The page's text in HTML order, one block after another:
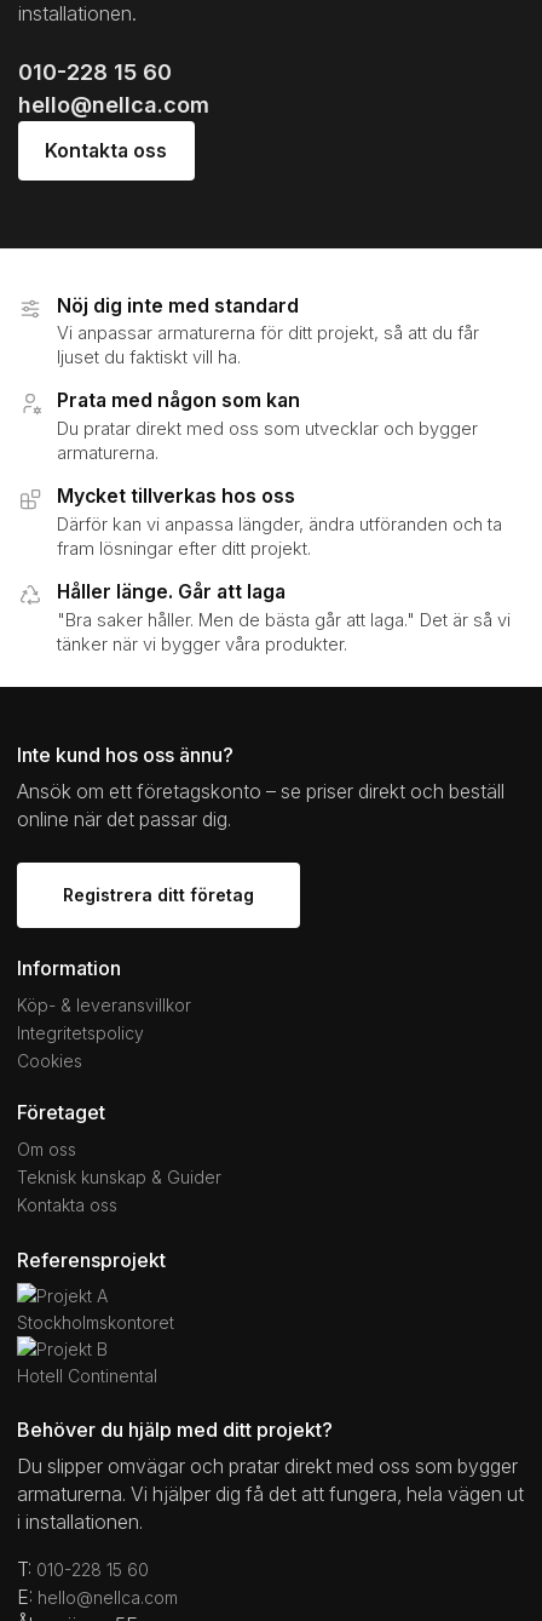
installationen.
010-228 15 60
hello@nellca.com
Kontakta oss
Nöj dig inte med standard
Vi anpassar armaturerna för ditt projekt, så att du får
ljuset du faktiskt vill ha.
Prata med någon som kan
Du pratar direkt med oss som utvecklar och bygger
armaturerna.
Mycket tillverkas hos oss
Därför kan vi anpassa längder, ändra utföranden och ta
fram lösningar efter ditt projekt.
Håller länge. Går att laga
"Bra saker håller. Men de bästa går att laga." Det är så vi
tänker när vi bygger våra produkter.
Inte kund hos oss ännu?
Ansök om ett företagskonto – se priser direkt och beställ
online när det passar dig.
Registrera ditt företag
Information
Köp- & leveransvillkor
Integritetspolicy
Cookies
Företaget
Om oss
Teknisk kunskap & Guider
Kontakta oss
Referensprojekt
Stockholmskontoret
Hotell Continental
Behöver du hjälp med ditt projekt?
Du slipper omvägar och pratar direkt med oss som bygger
armaturerna. Vi hjälper dig få det att fungera, hela vägen ut
i installationen.
T: 010-228 15 60
E: hello@nellca.com